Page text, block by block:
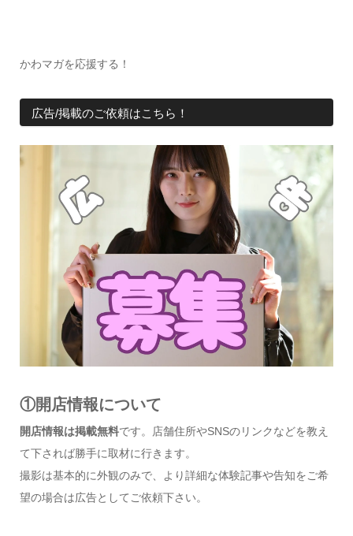
かわマガを応援する！
広告/掲載のご依頼はこちら！
①開店情報について
開店情報は掲載無料です。店舗住所やSNSのリンクなどを教え
て下されば勝手に取材に行きます。
撮影は基本的に外観のみで、より詳細な体験記事や告知をご希
望の場合は広告としてご依頼下さい。